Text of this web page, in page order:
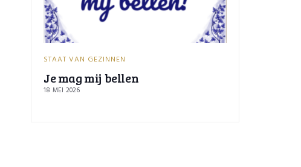
STAAT VAN GEZINNEN
Je mag mij bellen
18 MEI 2026